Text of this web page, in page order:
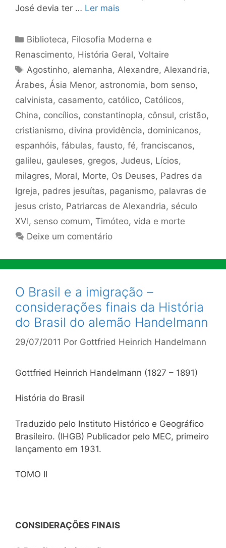
José devia ter … Ler mais
Categorias
Biblioteca, Filosofia Moderna e
Renascimento, História Geral, Voltaire
Tags
Agostinho, alemanha,Alexandre,Alexandria,
Árabes, Ásia Menor, astronomia, bom senso,
calvinista, casamento, católico, Católicos,
China, concílios, constantinopla, cônsul, cristão,
cristianismo, divina providência, dominicanos,
espanhóis, fábulas, fausto, fé, franciscanos,
galileu, gauleses, gregos, Judeus, Lícios,
milagres, Moral, Morte, Os Deuses, Padres da
Igreja, padres jesuítas, paganismo, palavras de
jesus cristo, Patriarcas de Alexandria, século
XVI, senso comum, Timóteo, vida e morte
Deixe um comentário
O Brasil e a imigração –
considerações finais da História
do Brasil do alemão Handelmann
29/07/2011 Por Gottfried Heinrich Handelmann
Gottfried Heinrich Handelmann (1827 – 1891)
História do Brasil
Traduzido pelo Instituto Histórico e Geográfico
Brasileiro. (IHGB) Publicador pelo MEC, primeiro
lançamento em 1931.
TOMO II
CONSIDERAÇÕES FINAIS